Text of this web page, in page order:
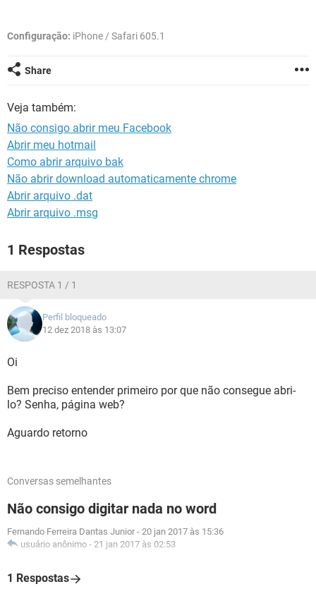
Configuração: iPhone / Safari 605.1
Share
Veja também:
Não consigo abrir meu Facebook
Abrir meu hotmail
Como abrir arquivo bak
Não abrir download automaticamente chrome
Abrir arquivo .dat
Abrir arquivo .msg
1 Respostas
RESPOSTA 1 / 1
Perfil bloqueado
12 dez 2018 às 13:07
Oi
Bem preciso entender primeiro por que não consegue abri-
lo? Senha, página web?
Aguardo retorno
Conversas semelhantes
Não consigo digitar nada no word
Fernando Ferreira Dantas Junior - 20 jan 2017 às 15:36
usuário anônimo - 21 jan 2017 às 02:53
1 Respostas